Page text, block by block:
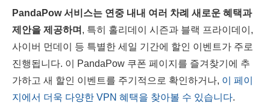
PandaPow 서비스는 연중 내내 여러 차례 새로운 혜택과
제안을 제공하며 , 특히 홀리데이 시즌과 블랙 프라이데이,
사이버 먼데이 등 특별한 세일 기간에 할인 이벤트가 주로
진행됩니다. 이 PandaPow 쿠폰 페이지를 즐겨찾기에 추
가하고 새 할인 이벤트를 주기적으로 확인하거나, 이 페이
지에서 더욱 다양한 VPN 혜택을 찾아볼 수 있습니다.